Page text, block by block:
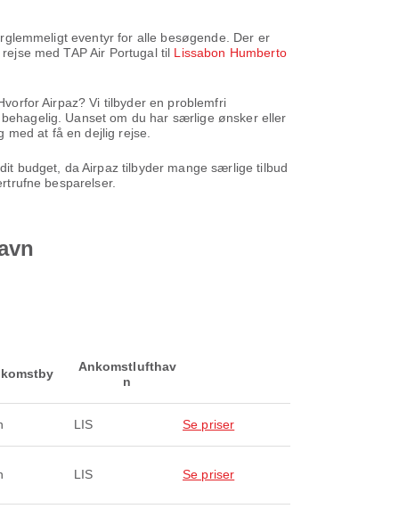
eventyr for alle besøgende. Der er
med TAP Air Portugal til Lissabon Humberto
Airpaz? Vi tilbyder en problemfri
Uanset om du har særlige ønsker eller
at få en dejlig rejse.
budget, da Airpaz tilbyder mange særlige tilbud
besparelser.
Ankomstlufthav
n
LIS Se priser
LIS Se priser